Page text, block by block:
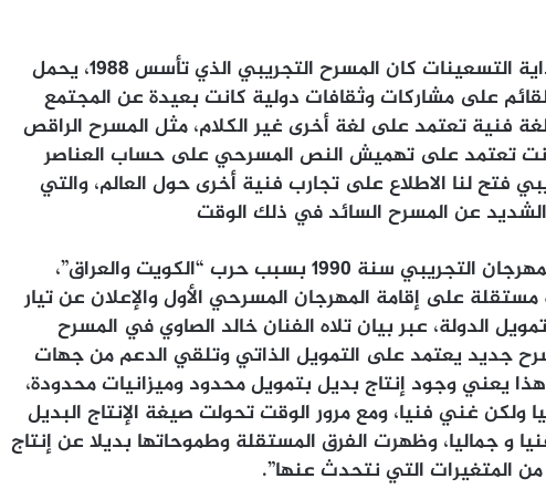
وتابعت الرويني: “في بداية التسعينات كان المسرح التجريبي الذي تأسس ١٩٨٨، يحمل
على مشاركات وثقافات دولية كانت بعيدة عن المجتمع
فنية تعتمد على لغة أخرى غير الكلام، مثل المسرح الراقص
كانت تعتمد على تهميش النص المسرحي على حساب العناصر
فتح لنا الاطلاع على تجارب فنية أخرى حول العالم، والتي
عن المسرح السائد في ذلك الوقت
واستكملت: “مع توقف المهرجان التجريبي سنة 1990 بسبب حرب “الكويت والعراق”،
مستقلة على إقامة المهرجان المسرحي الأول والإعلان عن تيار
الدولة، عبر بيان تلاه الفنان خالد الصاوي في المسرح
جديد يعتمد على التمويل الذاتي وتلقي الدعم من جهات
يعني وجود إنتاج بديل بتمويل محدود وميزانيات محدودة،
ولكن غني فنيا، ومع مرور الوقت تحولت صيغة الإنتاج البديل
و جماليا، وظهرت الفرق المستقلة وطموحاتها بديلا عن إنتاج
من المتغيرات التي نتحدث عنها”.